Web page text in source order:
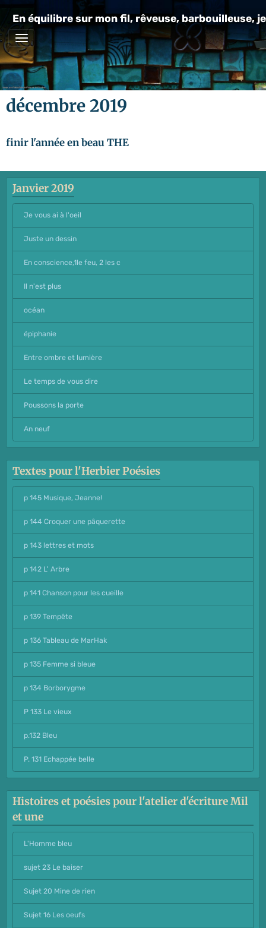
En équilibre sur mon fil, rêveuse, barbouilleuse,
décembre 2019
finir l'année en beau THE
Janvier 2019
Je vous ai à l'oeil
Juste un dessin
En conscience,1le feu, 2 les c
Il n'est plus
océan
épiphanie
Entre ombre et lumière
Le temps de vous dire
Poussons la porte
An neuf
Textes pour l'Herbier Poésies
p 145 Musique, Jeanne!
p 144 Croquer une pâquerette
p 143 lettres et mots
p 142 L' Arbre
p 141 Chanson pour les cueille
p 139 Tempête
p 136 Tableau de MarHak
p 135 Femme si bleue
p 134 Borborygme
P 133 Le vieux
p.132 Bleu
P. 131 Echappée belle
Histoires et poésies pour l'atelier d'écriture Mil
et une
L'Homme bleu
sujet 23 Le baiser
Sujet 20 Mine de rien
Sujet 16 Les oeufs